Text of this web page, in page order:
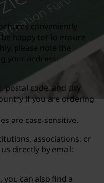
conveniently
happy to! To ensure
please note the
your address:
postal code, and city
if you are ordering
are case-sensitive.
associations, or
directly by email:
can also find a